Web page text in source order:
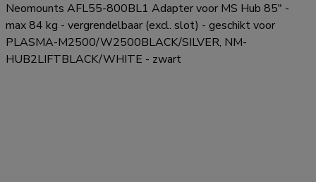
Neomounts AFL55-800BL1 Adapter voor MS Hub 85" -
max 84 kg - vergrendelbaar (excl. slot) - geschikt voor
PLASMA-M2500/W2500BLACK/SILVER, NM-
HUB2LIFTBLACK/WHITE - zwart